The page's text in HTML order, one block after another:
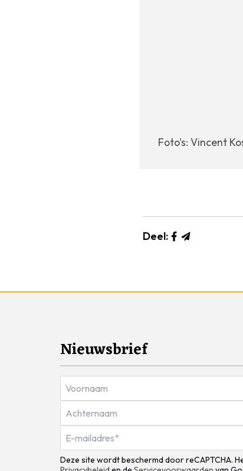
Foto's: Vincent
Deel:
Nieuwsbrief
Deze site wordt beschermd door reCAPTCHA.